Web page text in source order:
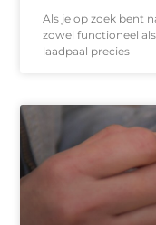
Als je op zoek bent
zowel functioneel
laadpaal precies